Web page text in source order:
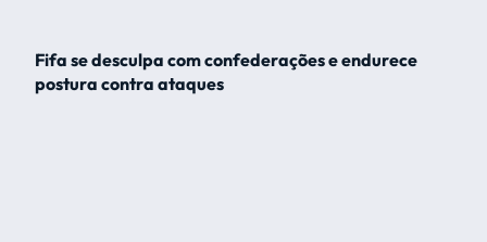
Fifa se desculpa com confederações e endurece
postura contra ataques